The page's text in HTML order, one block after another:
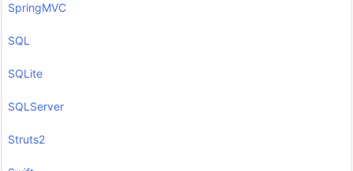
SpringMVC
SQL
SQLite
SQLServer
Struts2